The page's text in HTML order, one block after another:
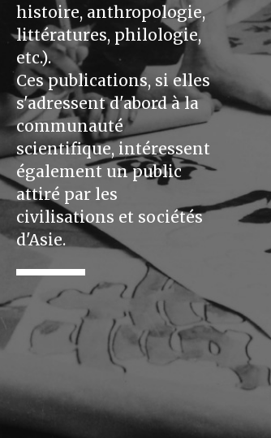
histoire, anthropologie,
littératures, philologie,
etc.).
Ces publications, si elles
s'adressent d'abord à la
communauté
scientifique, intéressent
également un public
attiré par les
civilisations et sociétés
d'Asie.